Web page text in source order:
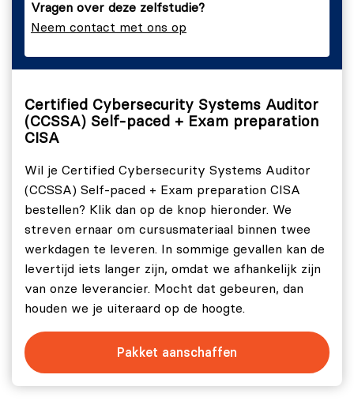
Vragen over deze zelfstudie?
Neem contact met ons op
Certified Cybersecurity Systems Auditor
(CCSSA) Self-paced + Exam preparation
CISA
Wil je Certified Cybersecurity Systems Auditor
(CCSSA) Self-paced + Exam preparation CISA
bestellen? Klik dan op de knop hieronder. We
streven ernaar om cursusmateriaal binnen twee
werkdagen te leveren. In sommige gevallen kan de
levertijd iets langer zijn, omdat we afhankelijk zijn
van onze leverancier. Mocht dat gebeuren, dan
houden we je uiteraard op de hoogte.
Pakket aanschaffen